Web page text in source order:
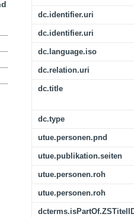
dc.identifier.uri
dc.identifier.uri
dc.language.iso
dc.relation.uri
dc.title
dc.type
utue.personen.pnd
utue.publikation.seiten
utue.personen.roh
utue.personen.roh